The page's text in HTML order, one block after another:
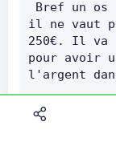
il ne vaut
250€. Il va
pour avoir